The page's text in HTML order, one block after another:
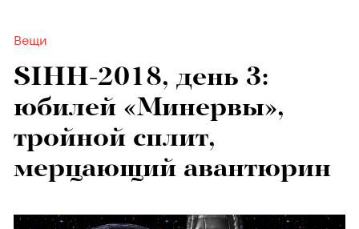
Вещи
SIHH-2018, день 3:
юбилей «Минервы»,
тройной сплит,
мерцающий авантюрин